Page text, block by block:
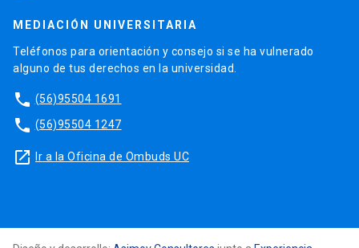
MEDIACIÓN UNIVERSITARIA
Teléfonos para orientación y consejo si se ha vulnerado
alguno de tus derechos en la universidad.
phone (56)95504 1691
phone (56)95504 1247
launch Ir a la Oficina de Ombuds UC